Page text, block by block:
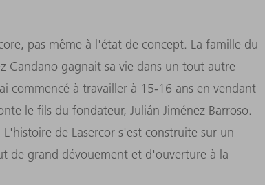
pas même à l'état de concept. La famille du
Candano gagnait sa vie dans un tout autre
commencé à travailler à 15-16 ans en vendant
le fils du fondateur, Julián Jiménez Barroso.
de Lasercor s'est construite sur un
de grand dévouement et d'ouverture à la